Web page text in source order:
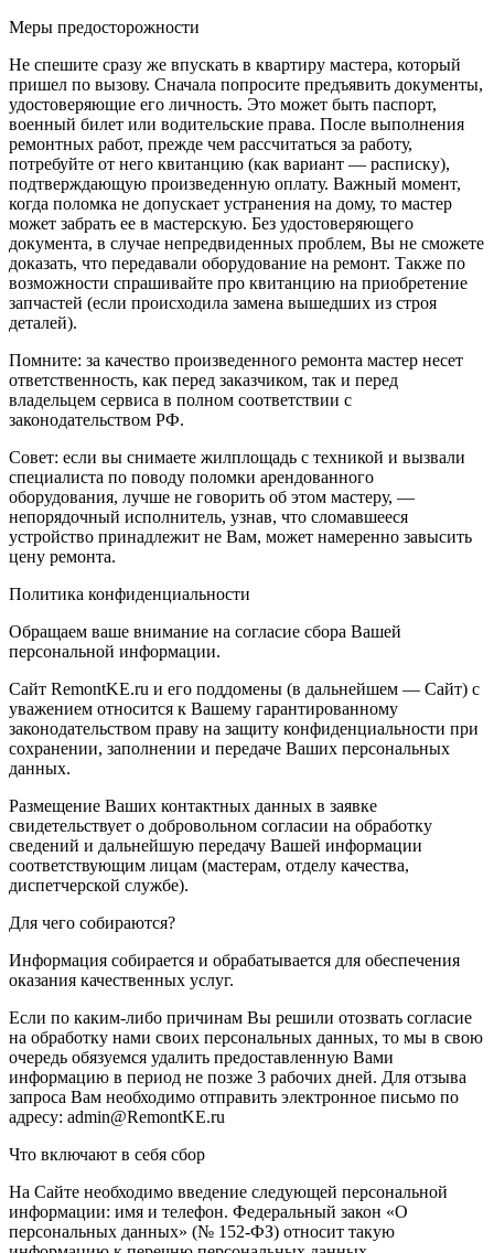
Меры предосторожности
Не спешите сразу же впускать в квартиру мастера, который
пришел по вызову. Сначала попросите предъявить документы,
удостоверяющие его личность. Это может быть паспорт,
военный билет или водительские права. После выполнения
ремонтных работ, прежде чем рассчитаться за работу,
потребуйте от него квитанцию (как вариант — расписку),
подтверждающую произведенную оплату. Важный момент,
когда поломка не допускает устранения на дому, то мастер
может забрать ее в мастерскую. Без удостоверяющего
документа, в случае непредвиденных проблем, Вы не сможете
доказать, что передавали оборудование на ремонт. Также по
возможности спрашивайте про квитанцию на приобретение
запчастей (если происходила замена вышедших из строя
деталей).
Помните: за качество произведенного ремонта мастер несет
ответственность, как перед заказчиком, так и перед
владельцем сервиса в полном соответствии с
законодательством РФ.
Совет: если вы снимаете жилплощадь с техникой и вызвали
специалиста по поводу поломки арендованного
оборудования, лучше не говорить об этом мастеру, —
непорядочный исполнитель, узнав, что сломавшееся
устройство принадлежит не Вам, может намеренно завысить
цену ремонта.
Политика конфиденциальности
Обращаем ваше внимание на согласие сбора Вашей
персональной информации.
Сайт RemontKE.ru и его поддомены (в дальнейшем — Сайт) с
уважением относится к Вашему гарантированному
законодательством праву на защиту конфиденциальности при
сохранении, заполнении и передаче Ваших персональных
данных.
Размещение Ваших контактных данных в заявке
свидетельствует о добровольном согласии на обработку
сведений и дальнейшую передачу Вашей информации
соответствующим лицам (мастерам, отделу качества,
диспетчерской службе).
Для чего собираются?
Информация собирается и обрабатывается для обеспечения
оказания качественных услуг.
Если по каким-либо причинам Вы решили отозвать согласие
на обработку нами своих персональных данных, то мы в свою
очередь обязуемся удалить предоставленную Вами
информацию в период не позже 3 рабочих дней. Для отзыва
запроса Вам необходимо отправить электронное письмо по
адресу: admin@RemontKE.ru
Что включают в себя сбор
На Сайте необходимо введение следующей персональной
информации: имя и телефон. Федеральный закон «О
персональных данных» (№ 152-ФЗ) относит такую